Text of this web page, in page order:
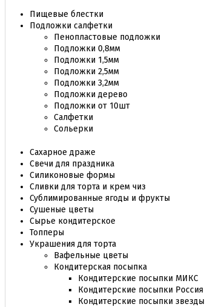
Пищевые блестки
Подложки салфетки
Пенопластовые подложки
Подложки 0,8мм
Подложки 1,5мм
Подложки 2,5мм
Подложки 3,2мм
Подложки дерево
Подложки от 10шт
Салфетки
Сольерки
Сахарное драже
Свечи для праздника
Силиконовые формы
Сливки для торта и крем чиз
Сублимированные ягоды и фрукты
Сушеные цветы
Сырье кондитерское
Топперы
Украшения для торта
Вафельные цветы
Кондитерская посыпка
Кондитерские посыпки МИКС
Кондитерские посыпки Россия
Кондитерские посыпки звезды